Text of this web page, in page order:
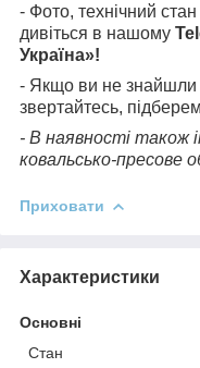
- Фото, технічний
дивіться в нашому
Україна»!
- Якщо ви не знайшли
звертайтесь,
- В наявності також
ковальсько-пресове
Приховати
Характеристики
Основні
Стан